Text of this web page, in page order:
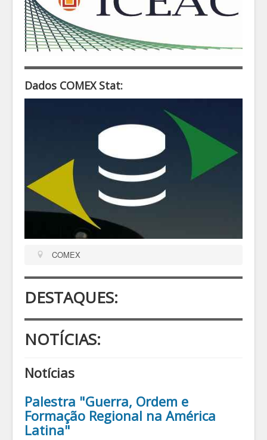
Dados COMEX Stat:
COMEX
DESTAQUES:
NOTÍCIAS:
Notícias
Palestra "Guerra, Ordem e
Formação Regional na América
Latina"